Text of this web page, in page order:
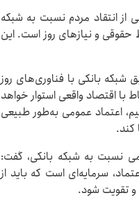
از انتقاد مردم نسبت به شبکه
حقوقی و نیازهای روز است. این
شبکه بانکی با فناوری‌های روز
با اقتصاد واقعی استوار خواهد
اعتماد عمومی به‌طور طبیعی
کند.
نسبت به شبکه بانکی، گفت:
سرمایه‌ای است که باید از
و تقویت شود.